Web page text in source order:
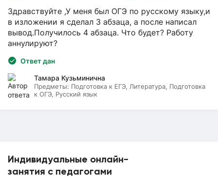
Индивидуальные онлайн-
занятия с педагогами
Здравствуйте ,У меня был ОГЭ по русскому языку,и
в изложении я сделал 3 абзаца, а после написал
вывод.Получилось 4 абзаца. Что будет? Работу
аннулируют?
Ответ дан
Тамара Кузьминична
Предметы: Подготовка к ЕГЭ, Литература, Подготовка
к ОГЭ, Русский язык